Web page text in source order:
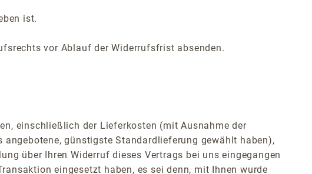
ist.
vor Ablauf der Widerrufsfrist absenden.
einschließlich der Lieferkosten (mit Ausnahme der
günstigste Standardlieferung gewählt haben),
über Ihren Widerruf dieses Vertrags bei uns eingegangen
eingesetzt haben, es sei denn, mit Ihnen wurde